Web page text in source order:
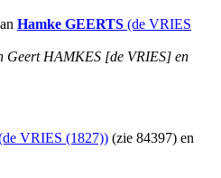
Hamke GEERTS (de VRIES
Geert HAMKES [de VRIES] en
VRIES (1827)) (zie 84397) en